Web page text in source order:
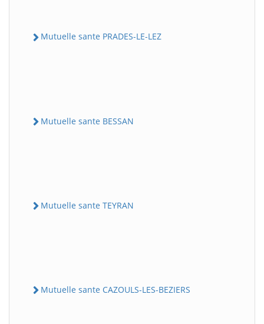
Mutuelle sante PRADES-LE-LEZ
Mutuelle sante BESSAN
Mutuelle sante TEYRAN
Mutuelle sante CAZOULS-LES-BEZIERS